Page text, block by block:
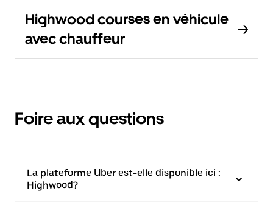
Highwood courses en véhicule
avec chauffeur
Foire aux questions
La plateforme Uber est-elle disponible ici :
Highwood?